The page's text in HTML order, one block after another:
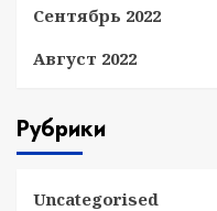
Сентябрь 2022
Август 2022
Рубрики
Uncategorised